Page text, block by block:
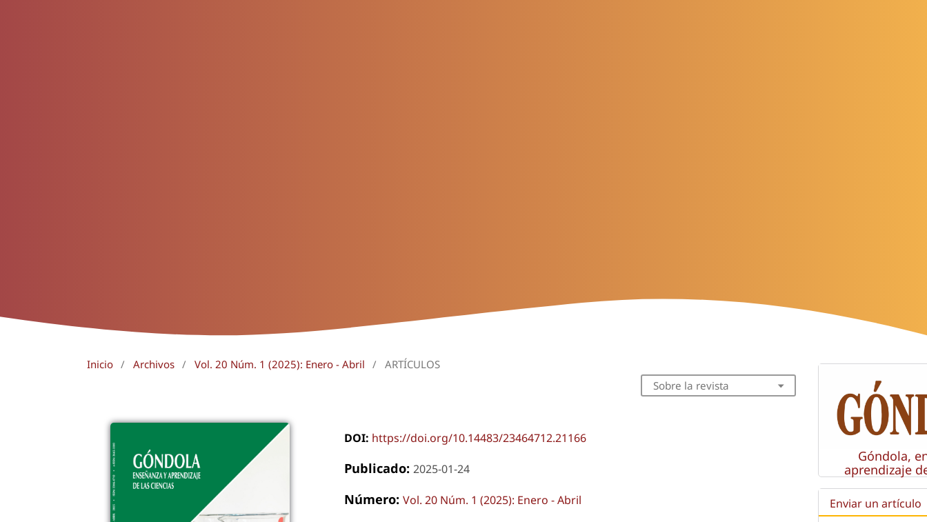
Inicio / Archivos / Vol. 20 Núm. 1 (2025): Enero - Abril / ARTÍCULOS
DOI: https://doi.org/10.14483/23464712.21166
Publicado: 2025-01-24
Número: Vol. 20 Núm. 1 (2025): Enero - Abril
Sobre la revista
Góndola,
aprendizaje
Enviar un artículo